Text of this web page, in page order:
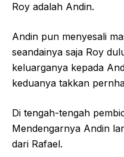
Roy adalah Andin.
Andin pun menyesali
seandainya saja Roy
keluarganya kepada
keduanya takkan
Di tengah-tengah
Mendengarnya Andin
dari Rafael.